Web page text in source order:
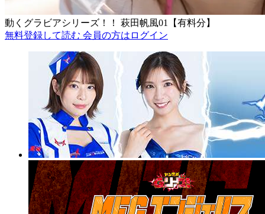
動くグラビアシリーズ！！ 萩田帆風01【有料分】
無料登録して読む 会員の方はログイン